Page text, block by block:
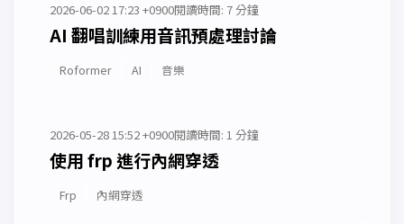
2026-06-02 17:23 +0900閱讀時間: 7 分鐘
AI 翻唱訓練用音訊預處理討論
Roformer AI 音樂
2026-05-28 15:52 +0900閱讀時間: 1 分鐘
使用 frp 進行內網穿透
Frp 內網穿透